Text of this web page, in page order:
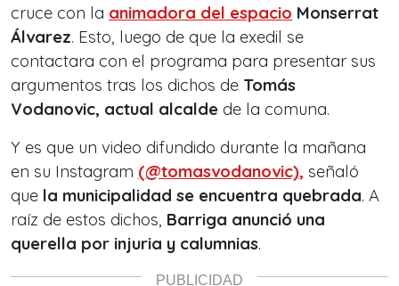
cruce con la animadora del espacio Monserrat
Álvarez. Esto, luego de que la exedil se
contactara con el programa para presentar sus
argumentos tras los dichos de Tomás
Vodanovic, actual alcalde de la comuna.
Y es que un video difundido durante la mañana
en su Instagram (@tomasvodanovic), señaló
que la municipalidad se encuentra quebrada. A
raíz de estos dichos, Barriga anunció una
querella por injuria y calumnias.